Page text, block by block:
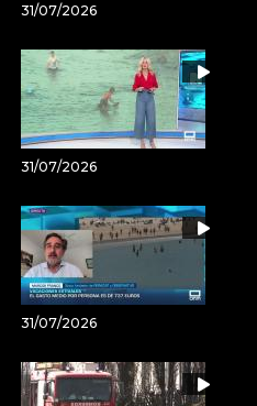
31/07/2026
31/07/2026
31/07/2026